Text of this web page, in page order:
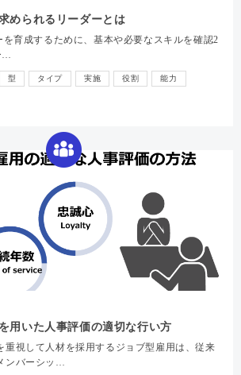
められるリーダーとは
を育成するために、基本や必要なスキルを確認2
型 タイプ 実施 役割 能力
用いた人事評価の適切な行い方
重視して人材を採用するジョブ型雇用は、従来
ンバーシッ…